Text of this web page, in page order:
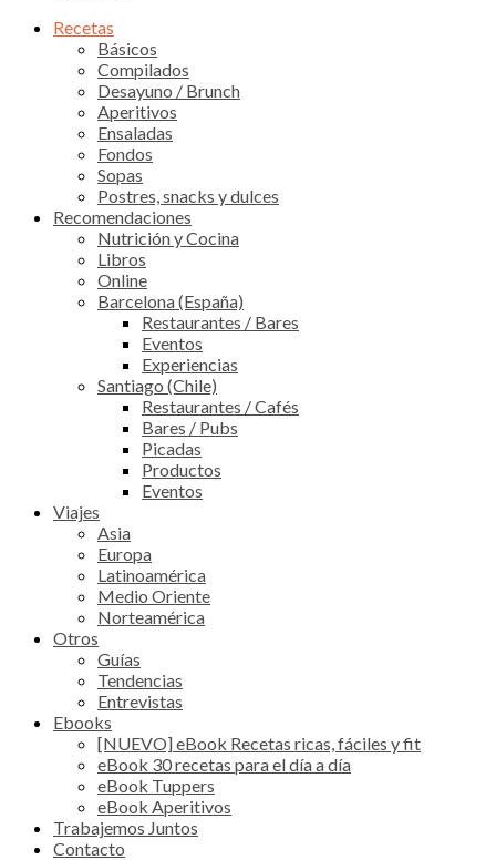
Recetas
Básicos
Compilados
Desayuno / Brunch
Aperitivos
Ensaladas
Fondos
Sopas
Postres, snacks y dulces
Recomendaciones
Nutrición y Cocina
Libros
Online
Barcelona (España)
Restaurantes / Bares
Eventos
Experiencias
Santiago (Chile)
Restaurantes / Cafés
Bares / Pubs
Picadas
Productos
Eventos
Viajes
Asia
Europa
Latinoamérica
Medio Oriente
Norteamérica
Otros
Guías
Tendencias
Entrevistas
Ebooks
[NUEVO] eBook Recetas ricas, fáciles y fit
eBook 30 recetas para el día a día
eBook Tuppers
eBook Aperitivos
Trabajemos Juntos
Contacto